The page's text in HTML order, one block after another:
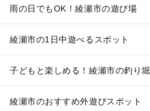
雨の日でもOK！綾瀬市の遊び場
綾瀬市の1日中遊べるスポット
子どもと楽しめる！綾瀬市の釣り堀
綾瀬市のおすすめ外遊びスポット